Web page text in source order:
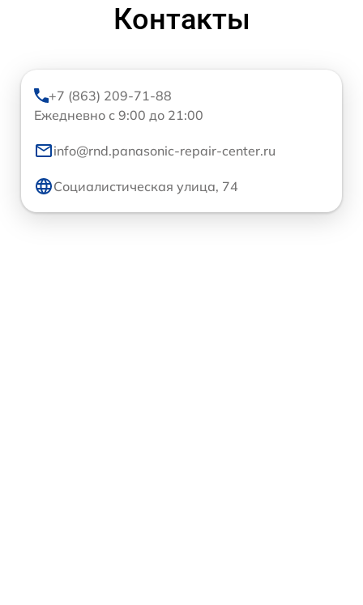
Контакты
+7 (863) 209-71-88
Ежедневно с 9:00 до 21:00
info@rnd.panasonic-repair-center.ru
Социалистическая улица, 74